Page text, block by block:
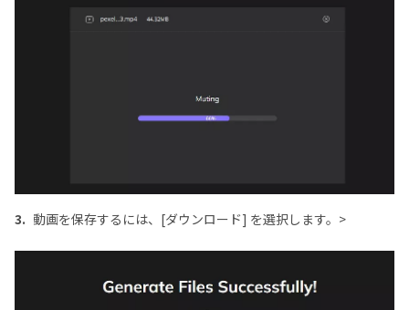
3. 動画を保存するには、[ダウンロード] を選択します。>